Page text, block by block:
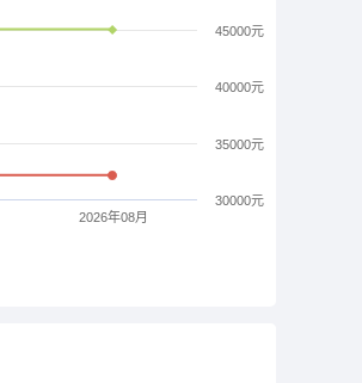
2026年08月
30000元
35000元
40000元
45000元